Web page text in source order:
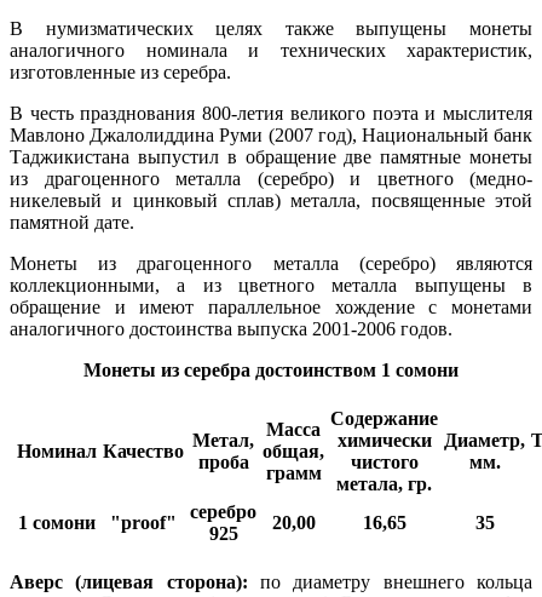
В нумизматических целях также выпущены монеты
аналогичного номинала и технических характеристик,
изготовленные из серебра.
В честь празднования 800-летия великого поэта и мыслителя
Мавлоно Джалолиддина Руми (2007 год), Национальный банк
Таджикистана выпустил в обращение две памятные монеты
из драгоценного металла (серебро) и цветного (медно-
никелевый и цинковый сплав) металла, посвященные этой
памятной дате.
Монеты из драгоценного металла (серебро) являются
коллекционными, а из цветного металла выпущены в
обращение и имеют параллельное хождение с монетами
аналогичного достоинства выпуска 2001-2006 годов.
Монеты из серебра достоинством 1 сомони
Номинал Качество
Метал,
проба
Масса
общая,
грамм
Содержание
химически
чистого
метала, гр.
Диаметр,
мм.
1 сомони "proof"
серебро
925
20,00 16,65 35
Аверс (лицевая сторона): по диаметру внешнего кольца